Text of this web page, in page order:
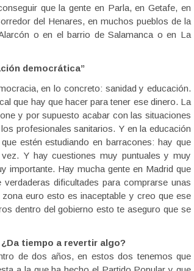
que la gente en Parla, en Getafe, en
del Henares, en muchos pueblos de la
o en el barrio de Salamanca o en La
democrática”
en lo concreto: sanidad y educación.
que hay que hacer para tener ese dinero. La
y por supuesto acabar con las situaciones
profesionales sanitarios. Y en la educación
estén estudiando en barracones: hay que
Y hay cuestiones muy puntuales y muy
importante. Hay mucha gente en Madrid que
dificultades para comprarse unas
euro esto es inaceptable y creo que ese
dentro del gobierno esto te aseguro que se
tiempo a revertir algo?
de dos años, en estos dos tenemos que